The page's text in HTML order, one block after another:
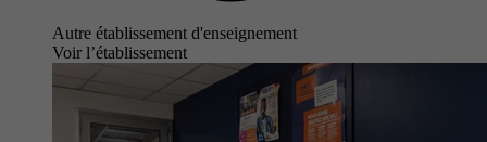
Autre établissement d'enseignement
Voir l’établissement